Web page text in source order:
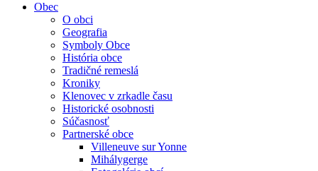
Obec
O obci
Geografia
Symboly Obce
História obce
Tradičné remeslá
Kroniky
Klenovec v zrkadle času
Historické osobnosti
Súčasnosť
Partnerské obce
Villeneuve sur Yonne
Mihálygerge